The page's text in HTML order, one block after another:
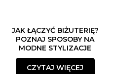
JAK ŁĄCZYĆ BIŻUTERIĘ?
POZNAJ SPOSOBY NA
MODNE STYLIZACJE
CZYTAJ WIĘCEJ